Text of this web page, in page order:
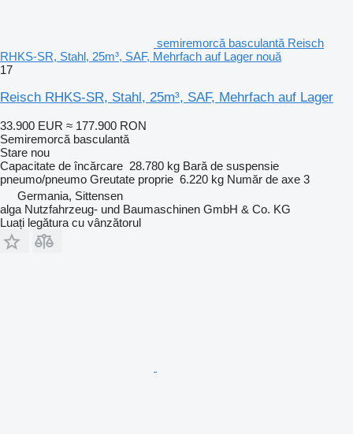
semiremorcă basculantă Reisch
RHKS-SR, Stahl, 25m³, SAF, Mehrfach auf Lager nouă
17
Reisch RHKS-SR, Stahl, 25m³, SAF, Mehrfach auf Lager
33.900 EUR ≈ 177.900 RON
Semiremorcă basculantă
Stare nou
Capacitate de încărcare 28.780 kg Bară de suspensie
pneumo/pneumo Greutate proprie 6.220 kg Număr de axe 3
Germania, Sittensen
alga Nutzfahrzeug- und Baumaschinen GmbH & Co. KG
Luați legătura cu vânzătorul